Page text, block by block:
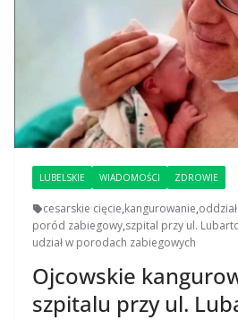
LUBELSKIE WIADOMOŚCI ZDROWIE
cesarskie cięcie,kangurowanie,
poród zabiegowy,szpital przy ul.
udział w porodach zabiegowych
Ojcowskie
szpitalu przy ul.